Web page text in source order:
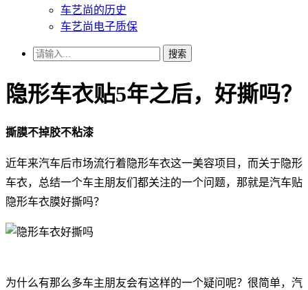
车艺尚的历史
车艺尚电子质保
搜索
隐形车衣贴5年之后，好撕吗？
撕膜不掉胶不粘漆
近年来汽车后市场流行着隐形车衣这一美容项目，而关于隐形
车衣，总结一个车主朋友们都关注的一个问题，那就是汽车贴
隐形车衣膜好撕吗？
为什么有那么多车主朋友会有这样的一个疑问呢？很简单，汽